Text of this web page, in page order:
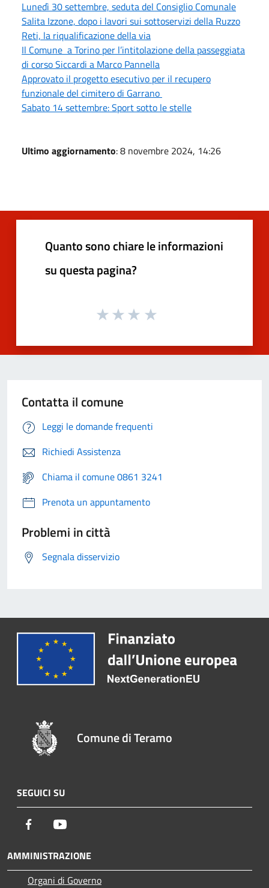
Lunedì 30 settembre, seduta del Consiglio Comunale
Salita Izzone, dopo i lavori sui sottoservizi della Ruzzo
Reti, la riqualificazione della via
Il Comune a Torino per l’intitolazione della passeggiata
di corso Siccardi a Marco Pannella
Approvato il progetto esecutivo per il recupero
funzionale del cimitero di Garrano
Sabato 14 settembre: Sport sotto le stelle
Ultimo aggiornamento: 8 novembre 2024, 14:26
Quanto sono chiare le informazioni
su questa pagina?
Contatta il comune
Leggi le domande frequenti
Richiedi Assistenza
Chiama il comune 0861 3241
Prenota un appuntamento
Problemi in città
Segnala disservizio
Comune di Teramo
SEGUICI SU
Facebook
AMMINISTRAZIONE
Organi di Governo